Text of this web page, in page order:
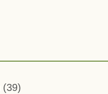
39